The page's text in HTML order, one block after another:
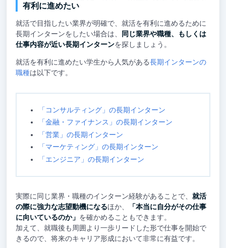
有利に進めたい
就活で目指したい業界が明確で、就活を有利に進めるために
長期インターンをしたい場合は、
同じ業界や職種、もしくは
仕事内容が近い長期インターンを探しましょう。
就活を有利に進めたい学生から人気がある長期インターンの
職種は以下です。
「コンサルティング」の長期インターン
「金融・ファイナンス」の長期インターン
「営業」の長期インターン
「マーケティング」の長期インターン
「エンジニア」の長期インターン
実際に同じ業界・職種のインターン経験があることで、 就活
の際に強力な志望動機になるほか、
「本当に自分がその仕事
に向いているのか」 を確かめることもできます。
加えて、就職後も周囲より一歩リードした形で仕事を開始で
きるので、将来のキャリア形成において非常に有益です。